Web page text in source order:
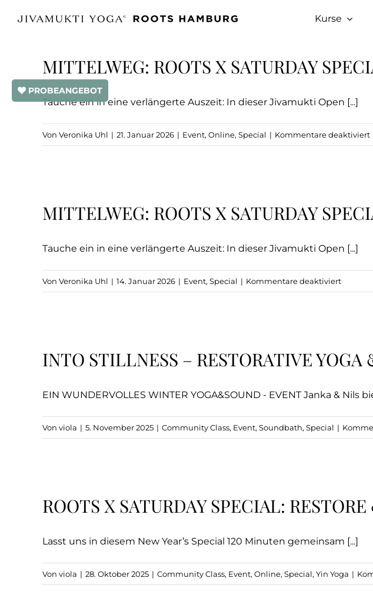
Kurse
MITTELWEG: ROOTS X SATURDAY
Tauche ein in eine verlängerte Auszeit: In dieser Jivamukti Open [...]
Von Veronika Uhl | 21. Januar 2026 | Event, Online, Special | Kommentare deaktiviert
MITTELWEG: ROOTS X SATURDAY
Tauche ein in eine verlängerte Auszeit: In dieser Jivamukti Open [...]
Von Veronika Uhl | 14. Januar 2026 | Event, Special | Kommentare deaktiviertfür
XL
(VOR
INTO STILLNESS – RESTORATIVE YOGA
EIN WUNDERVOLLES WINTER YOGA&SOUND - EVENT Janka & Nils
Von viola | 5. November 2025 | Community Class, Event, Soundbath, Special |
ROOTS X SATURDAY SPECIAL:
Lasst uns in diesem New Year’s Special 120 Minuten gemeinsam [...]
Von viola | 28. Oktober 2025 | Community Class, Event, Online, Special, Yin Yoga |
PROBEANGEBOT